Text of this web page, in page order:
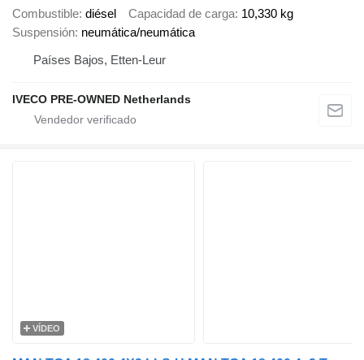
Combustible diésel Capacidad de carga 10,330 kg
Suspensión neumática/neumática
Países Bajos, Etten-Leur
IVECO PRE-OWNED Netherlands
VÍDEO